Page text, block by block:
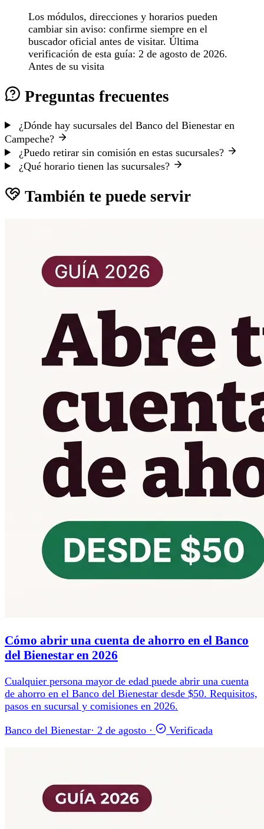
Los módulos, direcciones y horarios pueden
cambiar sin aviso: confirme siempre en el
buscador oficial antes de visitar. Última
verificación de esta guía: 2 de agosto de 2026.
Antes de su visita
Preguntas frecuentes
¿Dónde hay sucursales del Banco del Bienestar en
Campeche?
¿Puedo retirar sin comisión en estas sucursales?
¿Qué horario tienen las sucursales?
También te puede servir
Cómo abrir una cuenta de ahorro en el Banco
del Bienestar en 2026
Cualquier persona mayor de edad puede abrir una cuenta
de ahorro en el Banco del Bienestar desde $50. Requisitos,
pasos en sucursal y comisiones en 2026.
Banco del Bienestar· 2 de agosto · Verificada